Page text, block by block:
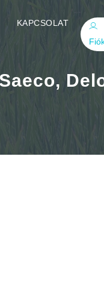
KAPCSOLAT